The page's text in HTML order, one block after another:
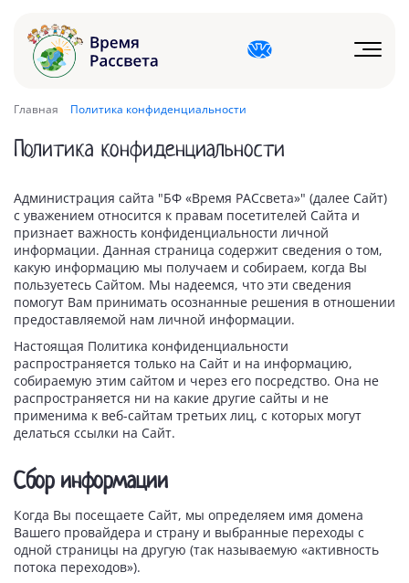
Главная Политика конфиденциальности
Политика конфиденциальности
Администрация сайта "БФ «Время РАСсвета»" (далее Сайт)
с уважением относится к правам посетителей Сайта и
признает важность конфиденциальности личной
информации. Данная страница содержит сведения о том,
какую информацию мы получаем и собираем, когда Вы
пользуетесь Сайтом. Мы надеемся, что эти сведения
помогут Вам принимать осознанные решения в отношении
предоставляемой нам личной информации.
Настоящая Политика конфиденциальности
распространяется только на Сайт и на информацию,
собираемую этим сайтом и через его посредство. Она не
распространяется ни на какие другие сайты и не
применима к веб-сайтам третьих лиц, с которых могут
делаться ссылки на Сайт.
Сбор информации
Когда Вы посещаете Сайт, мы определяем имя домена
Вашего провайдера и страну и выбранные переходы с
одной страницы на другую (так называемую «активность
потока переходов»).